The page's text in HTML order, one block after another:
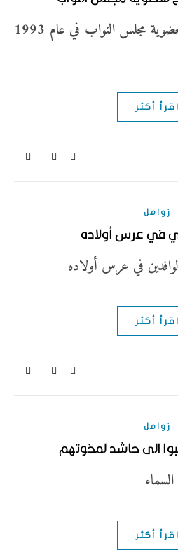
* زامل ألقاه عندما ترشح لعضوية مجلس النواب في عام 1993
اقرأ أكثر
زوامل
في عرس أولاده
في عرس أولاده
اقرأ أكثر
زوامل
الى حاشد لمخوتهم
اقرأ أكثر